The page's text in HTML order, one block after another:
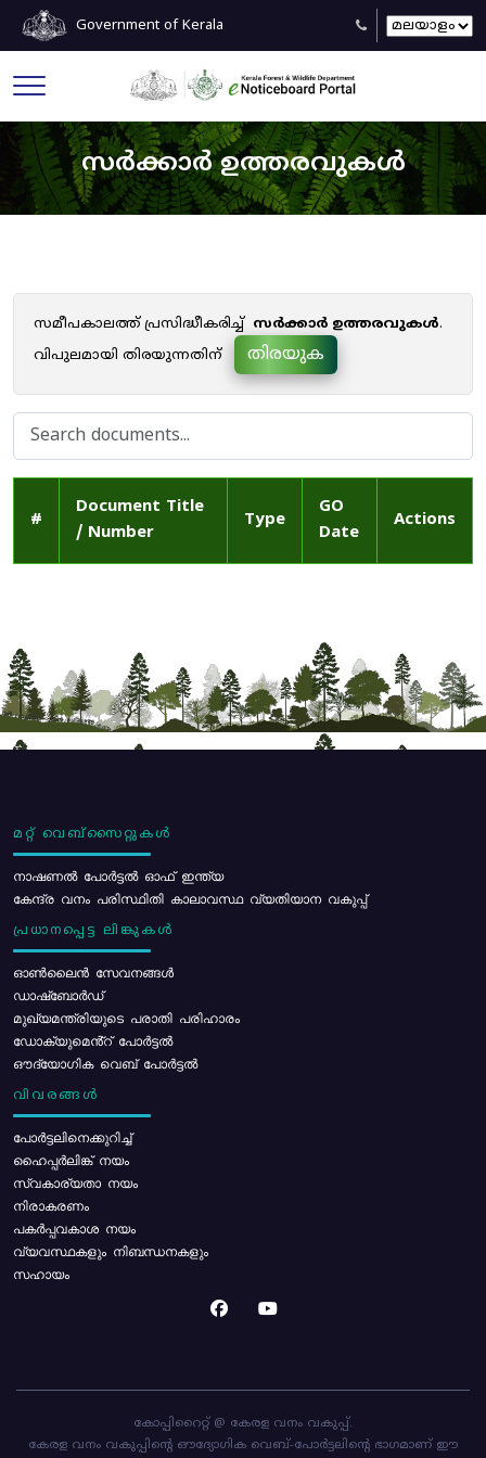
Government of Kerala
സർക്കാർ ഉത്തരവുകൾ
സമീപകാലത്ത് പ്രസിദ്ധീകരിച്ച് സർക്കാർ ഉത്തരവുകൾ.
വിപുലമായി തിരയുന്നതിന്
തിരയുക
#
Document Title
/ Number
Type
GO
Date
Actions
മറ്റ് വെബ്സൈറ്റുകൾ
നാഷണൽ പോർട്ടൽ ഓഫ് ഇന്ത്യ
കേന്ദ്ര വനം പരിസ്ഥിതി കാലാവസ്ഥ വ്യതിയാന വകുപ്പ്
പ്രധാനപ്പെട്ട ലിങ്കുകൾ
ഓൺലൈൻ സേവനങ്ങൾ
ഡാഷ്ബോർഡ്
മുഖ്യമന്ത്രിയുടെ പരാതി പരിഹാരം
ഡോക്യുമെൻ്റ് പോർട്ടൽ
ഔദ്യോഗിക വെബ് പോർട്ടൽ
വിവരങ്ങൾ
പോര്‍ട്ടലിനെക്കുറിച്ച്
ഹൈപ്പർലിങ്ക് നയം
സ്വകാര്യതാ നയം
നിരാകരണം
പകർപ്പവകാശ നയം
വ്യവസ്ഥകളും നിബന്ധനകളും
സഹായം
കോപ്പിറൈറ്റ് @ കേരള വനം വകുപ്പ്.
കേരള വനം വകുപ്പിന്റെ ഔദ്യോഗിക വെബ്-പോർട്ടലിന്റെ ഭാഗമാണ് ഈ